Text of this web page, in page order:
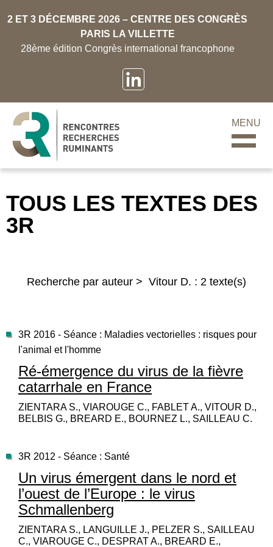
2 ET 3 DÉCEMBRE 2026 – CENTRE DES CONGRÈS
PARIS LA VILLETTE
28ème édition Congrès international francophone
MENU
TOUS LES TEXTES DES
3R
Recherche par auteur > Vitour D. : 2 texte(s)
3R 2016 - Séance : Maladies vectorielles : risques pour
l'animal et l'homme
Ré-émergence du virus de la fièvre
catarrhale en France
ZIENTARA S., VIAROUGE C., FABLET A., VITOUR D.,
BELBIS G., BREARD E., BOURNEZ L., SAILLEAU C.
3R 2012 - Séance : Santé
Un virus émergent dans le nord et
l’ouest de l’Europe : le virus
Schmallenberg
ZIENTARA S., LANGUILLE J., PELZER S., SAILLEAU
C., VIAROUGE C., DESPRAT A., BREARD E.,